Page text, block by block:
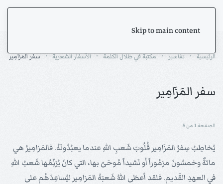
Skip to main content
الرئيسية تفاسير مكتبة في ظلال الكلمة الأسفار الشعرية سفر المَزَامِير
سفر المَزَامِير
الصفحة 1 من 5
يُخاطِبُ سِفرُ المَزَامِير قُلُوبَ شَعبِ اللهِ عندما يعبُدُونَهُ. فالمَزامِيرُ هي
مائةٌ وخمسُونَ مزمُوراً أو نَشيداً مُوحَىً بها، التي كانَ يُرَنِّمُها شَعبُ اللهِ
في العهدِ القَديم. فلقد أعطَى اللهُ شَعبَهُ المَزامِير ليُساعِدَهُم على